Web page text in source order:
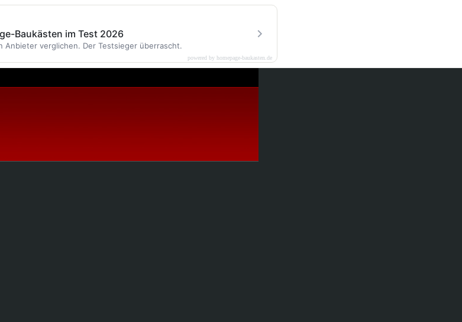
Baukästen im Test 2026
Anbieter verglichen. Der Testsieger überrascht.
powered by homepage-baukasten.de